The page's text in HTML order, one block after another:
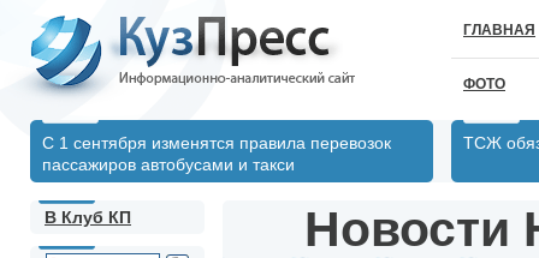
ГЛАВНАЯ
ФОТО
С 1 сентября изменятся правила перевозок
пассажиров автобусами и такси
ТСЖ
В Клуб КП
Новости